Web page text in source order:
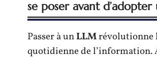
se poser avant
Passer à unLLMrévolutionne
quotidienne de l’information.